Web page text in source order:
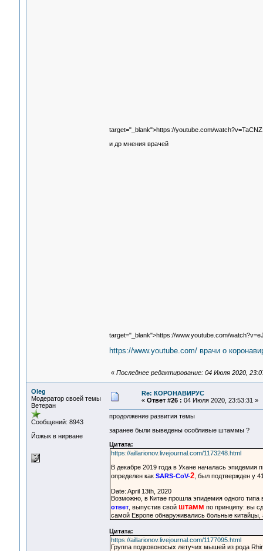
target="_blank">https://youtube.com/
и др мнения врачей
target="_blank">https://www.youtube.com/
https://www.youtube.com/ врачи о
« Последнее редактирование: 04 Июля 2020,
Oleg
Модератор своей темы
Ветеран
Сообщений: 8943
Йожык в нирване
Re: КОРОНАВИРУС
« Ответ #26 : 04 Июля 2020, 23:53:31 »
продолжение развития темы
заранее были выведены особливые штаммы ?
Цитата:
https://aillarionov.livejournal.com/1173248.html
В декабре 2019 года в Ухане началась эпидемия
определен как SARS-CoV-2, был подтвержден у
Date: April 13th, 2020
Возможно, в Китае прошла эпидемия одного
ответ, выпустив свой штамм по принципу: вы
самой Европе обнаруживались больные
Цитата:
https://aillarionov.livejournal.com/1177095.html
Группа подковоносых летучих мышей из рода